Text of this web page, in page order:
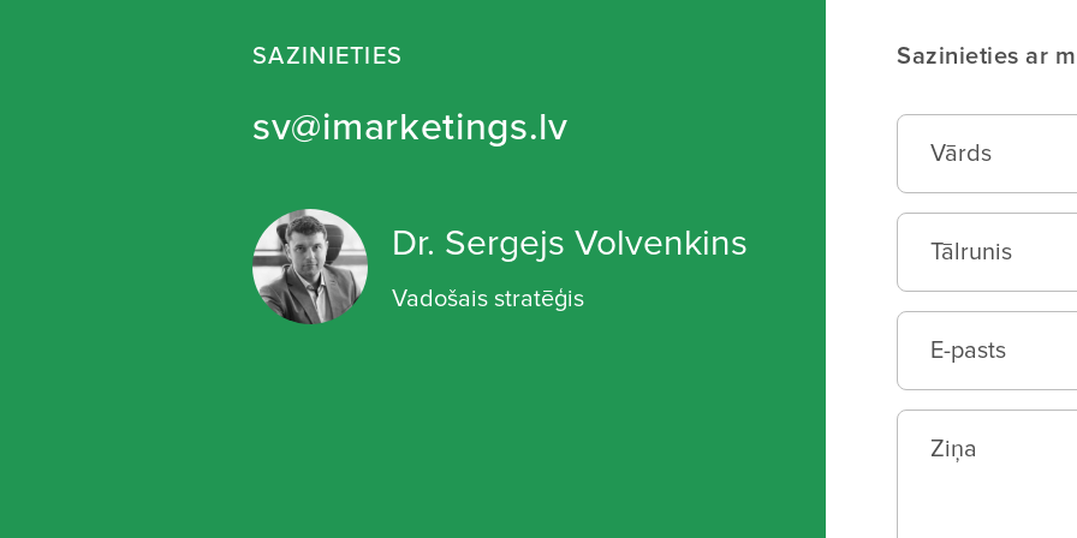
SAZINIETIES
sv@imarketings.lv
Dr. Sergejs Volvenkins
Vadošais stratēģis
Sazinieties ar